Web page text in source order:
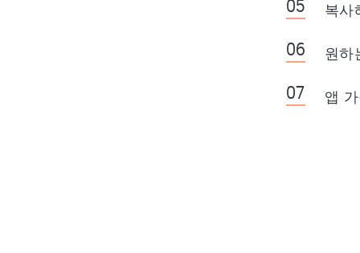
복사
원하
앱